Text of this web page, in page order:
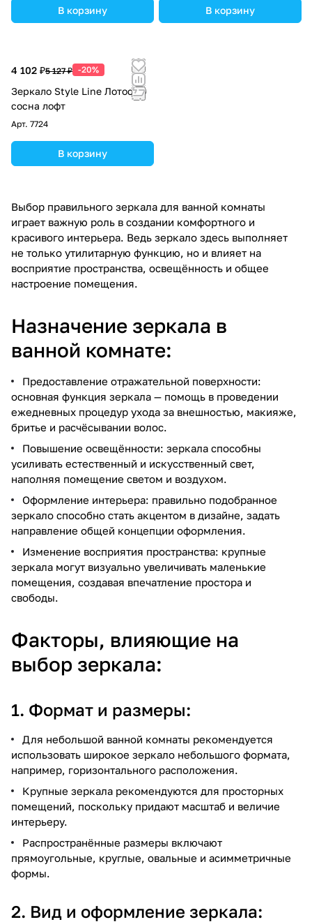
В корзину В корзину
4 102 ₽5 127 ₽ -20%
Зеркало Style Line Лотос 70
сосна лофт
Арт. 7724
В корзину
Выбор правильного зеркала для ванной комнаты
играет важную роль в создании комфортного и
красивого интерьера. Ведь зеркало здесь выполняет
не только утилитарную функцию, но и влияет на
восприятие пространства, освещённость и общее
настроение помещения.
Назначение зеркала в
ванной комнате:
Предоставление отражательной поверхности:
основная функция зеркала — помощь в проведении
ежедневных процедур ухода за внешностью, макияже,
бритье и расчёсывании волос.
Повышение освещённости: зеркала способны
усиливать естественный и искусственный свет,
наполняя помещение светом и воздухом.
Оформление интерьера: правильно подобранное
зеркало способно стать акцентом в дизайне, задать
направление общей концепции оформления.
Изменение восприятия пространства: крупные
зеркала могут визуально увеличивать маленькие
помещения, создавая впечатление простора и
свободы.
Факторы, влияющие на
выбор зеркала:
1. Формат и размеры:
Для небольшой ванной комнаты рекомендуется
использовать широкое зеркало небольшого формата,
например, горизонтального расположения.
Крупные зеркала рекомендуются для просторных
помещений, поскольку придают масштаб и величие
интерьеру.
Распространённые размеры включают
прямоугольные, круглые, овальные и асимметричные
формы.
2. Вид и оформление зеркала: